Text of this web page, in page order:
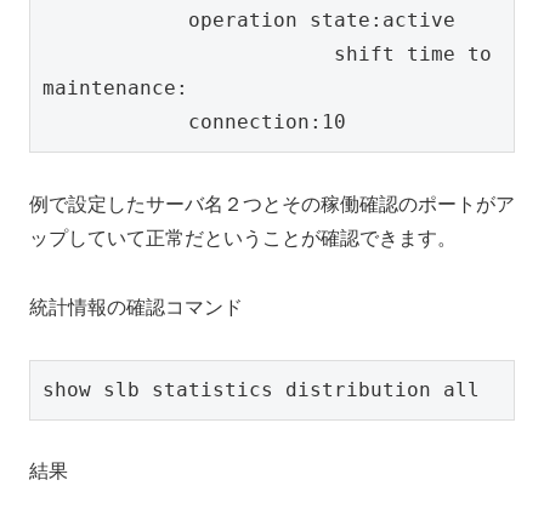
maintenance:
            connection:10
例で設定したサーバ名２つとその稼働確認のポートがア
ップしていて正常だということが確認できます。
統計情報の確認コマンド
show slb statistics distribution all
結果